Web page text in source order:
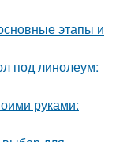
этапы и
под линолеум:
руками: